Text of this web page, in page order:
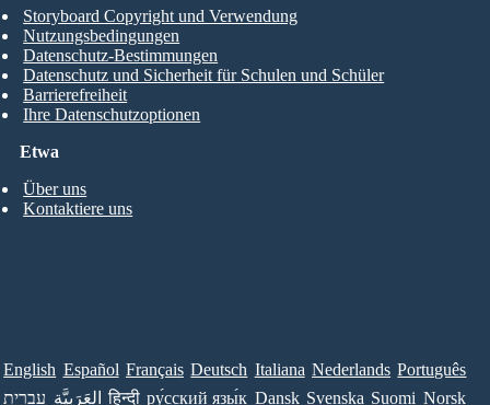
Etwa
Über uns
Kontaktiere uns
Storyboard Copyright und Verwendung
Nutzungsbedingungen
Datenschutz-Bestimmungen
Datenschutz und Sicherheit für Schulen und Schüler
Barrierefreiheit
Ihre Datenschutzoptionen
English Español Français Deutsch Italiana Nederlands Português
עברית العَرَبِيَّة हिन्दी ру́сский язы́к Dansk Svenska Suomi Norsk